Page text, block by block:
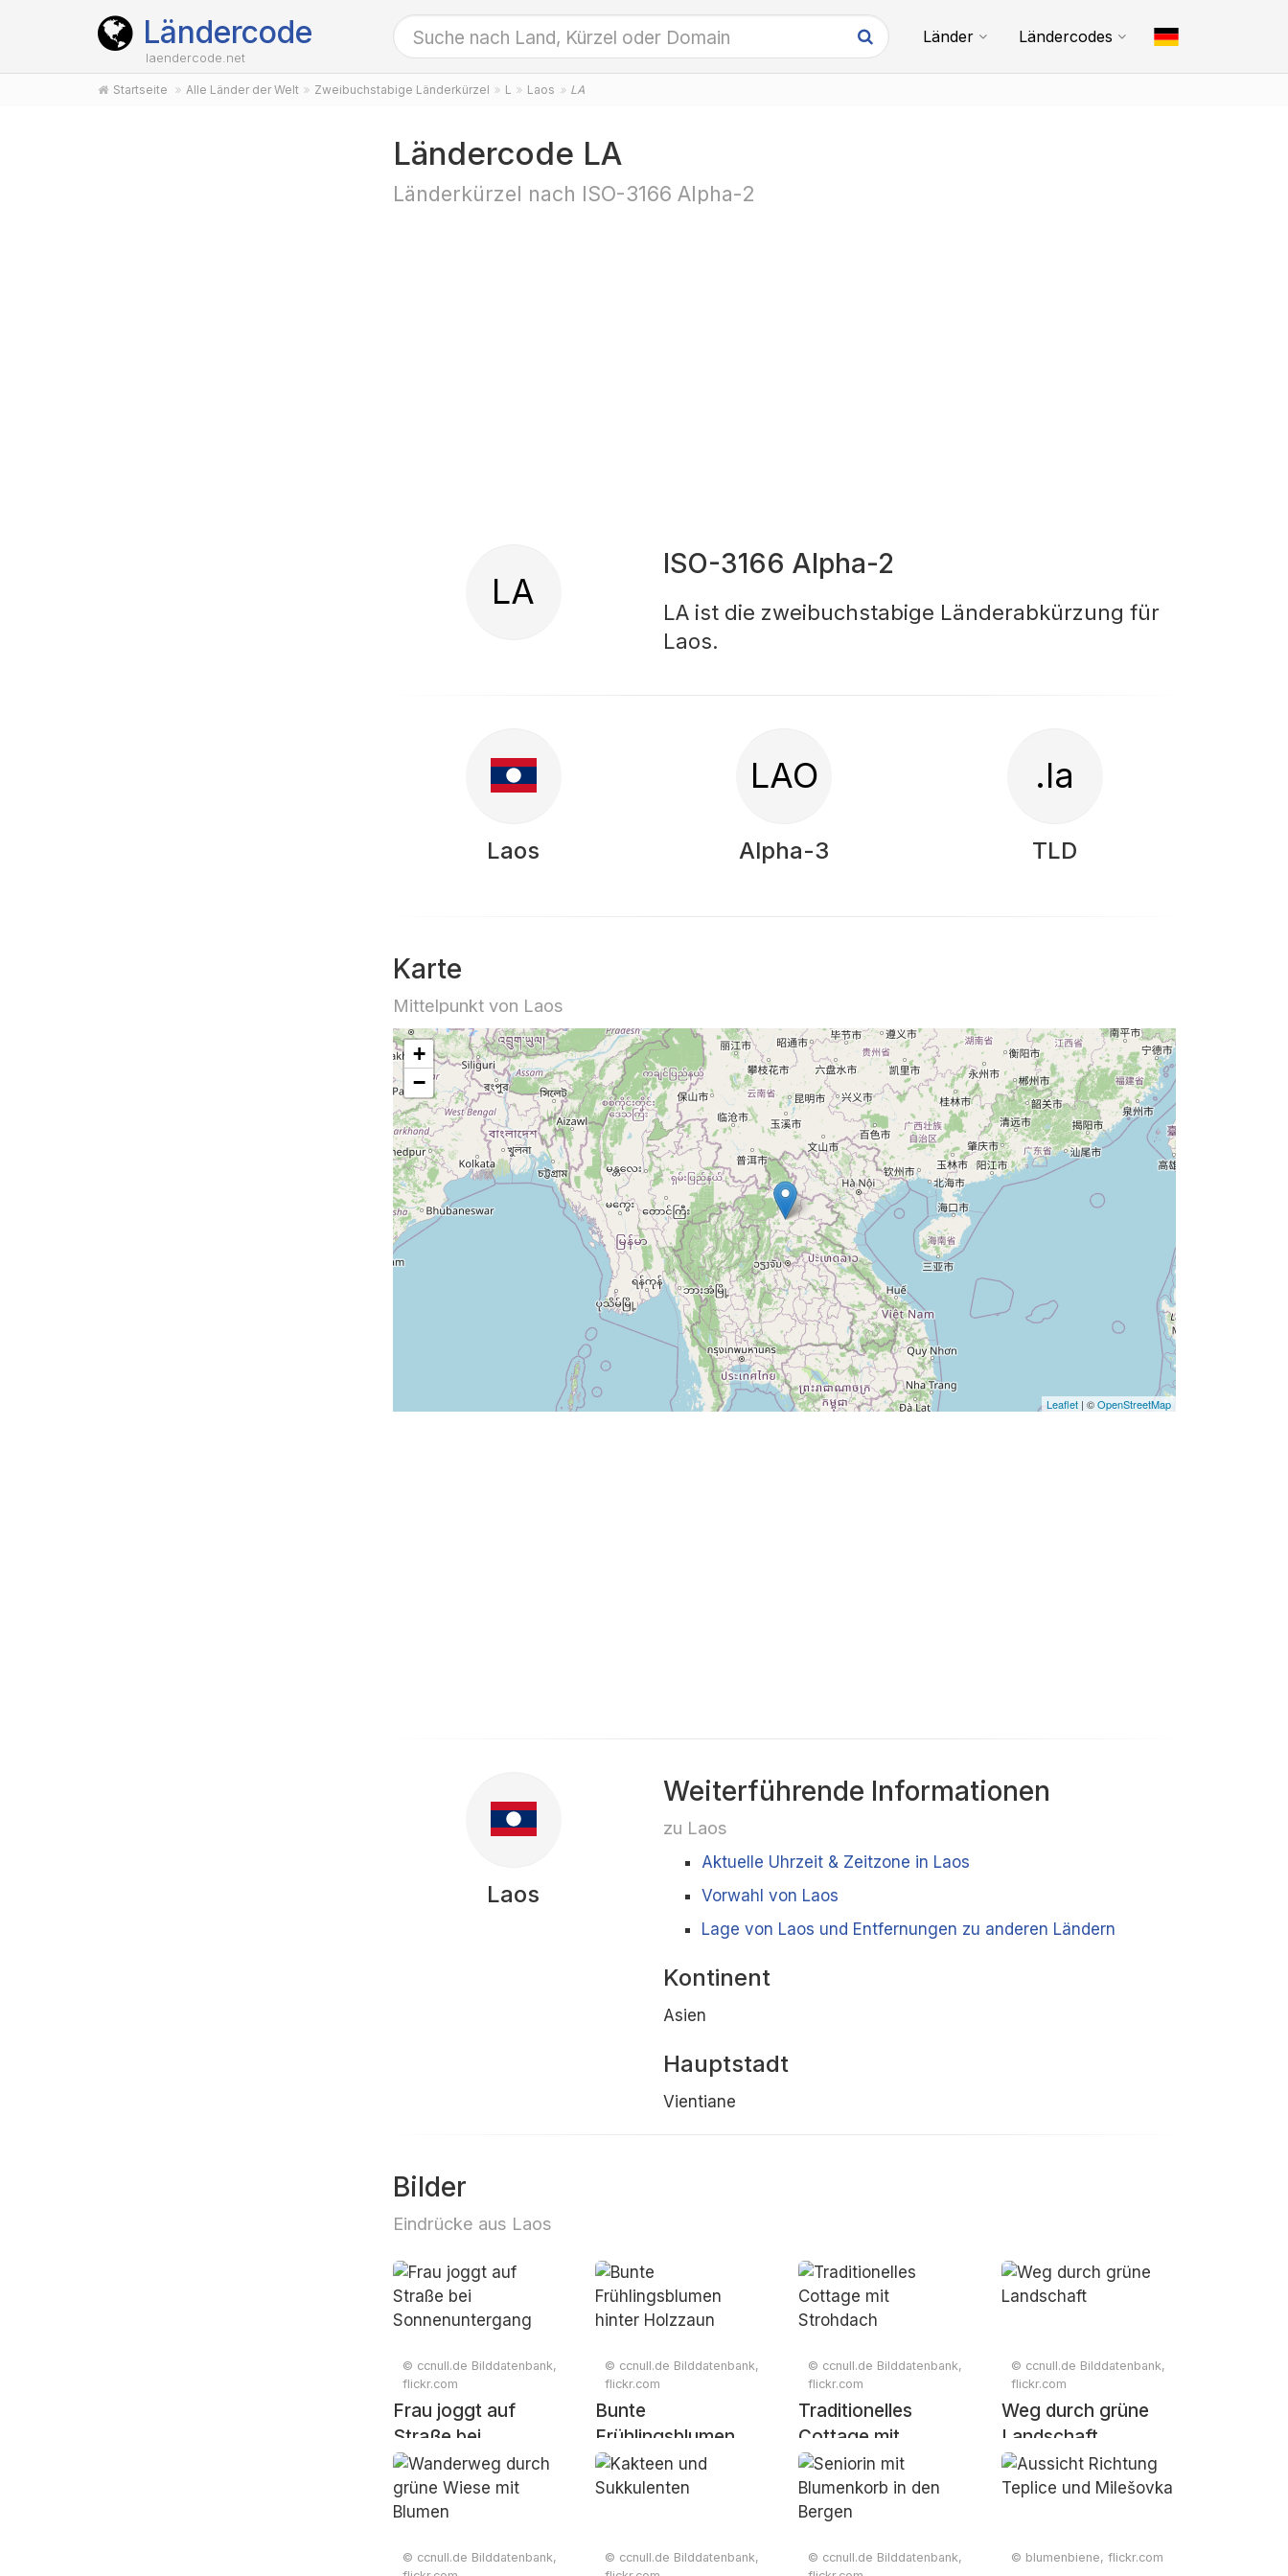
Ländercode
laendercode.net
Länder Ländercodes
Startseite Alle Länder der Welt Zweibuchstabige Länderkürzel L Laos LA
Ländercode LA
Länderkürzel nach ISO-3166 Alpha-2
LA
ISO-3166 Alpha-2
LA ist die zweibuchstabige Länderabkürzung für
Laos.
Laos
LAO
Alpha-3
.la
TLD
Karte
Mittelpunkt von Laos
+
−
Leaflet | ©OpenStreetMap
Laos
Weiterführende Informationen
zu Laos
Aktuelle Uhrzeit & Zeitzone in Laos
Vorwahl von Laos
Lage von Laos und Entfernungen zu anderen Ländern
Kontinent
Asien
Hauptstadt
Vientiane
Bilder
Eindrücke aus Laos
© ccnull.de Bilddatenbank,
flickr.com
Frau joggt auf
Straße bei
Sonnenuntergang
© ccnull.de Bilddatenbank,
flickr.com
Bunte
Frühlingsblumen
hinter Holzzaun
© ccnull.de Bilddatenbank,
flickr.com
Traditionelles
Cottage mit
Strohdach
© ccnull.de Bilddatenbank,
flickr.com
Weg durch grüne
Landschaft
© ccnull.de Bilddatenbank,
© ccnull.de Bilddatenbank,
© ccnull.de Bilddatenbank,
© blumenbiene, flickr.com